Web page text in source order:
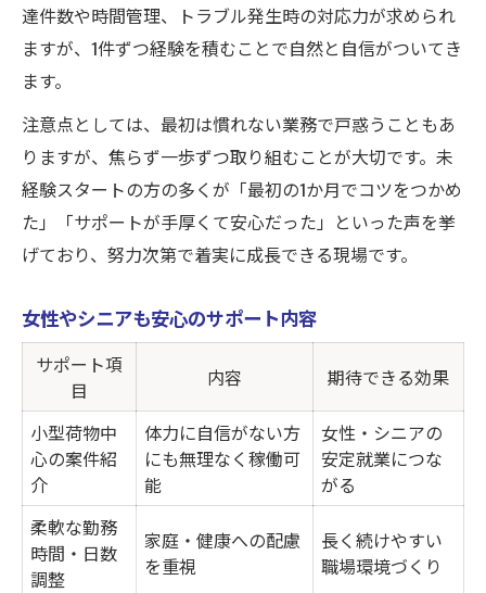
達件数や時間管理、トラブル発生時の対応力が求められ
ますが、1件ずつ経験を積むことで自然と自信がついてき
ます。
注意点としては、最初は慣れない業務で戸惑うこともあ
りますが、焦らず一歩ずつ取り組むことが大切です。未
経験スタートの方の多くが「最初の1か月でコツをつかめ
た」「サポートが手厚くて安心だった」といった声を挙
げており、努力次第で着実に成長できる現場です。
女性やシニアも安心のサポート内容
サポート項
目
内容 期待できる効果
小型荷物中
心の案件紹
介
体力に自信がない方
にも無理なく稼働可
能
女性・シニアの
安定就業につな
がる
柔軟な勤務
時間・日数
調整
家庭・健康への配慮
を重視
長く続けやすい
職場環境づくり